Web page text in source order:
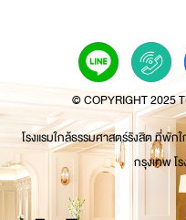
© COPYRIGHT 2025
โรงแรมใกล้ธรรมศาสตร์รังสิต ที่พัก
กรุงเทพ โ